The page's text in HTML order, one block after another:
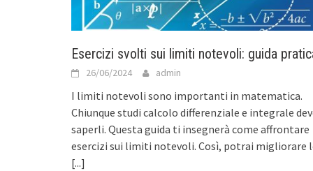
Esercizi svolti sui limiti notevoli: guida
26/06/2024 admin
I limiti notevoli sono importanti in matematica.
Chiunque studi calcolo differenziale e integrale
saperli. Questa guida ti insegnerà come affrontare
esercizi sui limiti notevoli. Così, potrai migliorare
[...]